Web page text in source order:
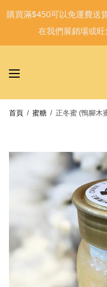
首頁 / 蜜糖 / 正冬蜜 (鴨腳木
購買滿$450可以免運費送
在我們展銷場或